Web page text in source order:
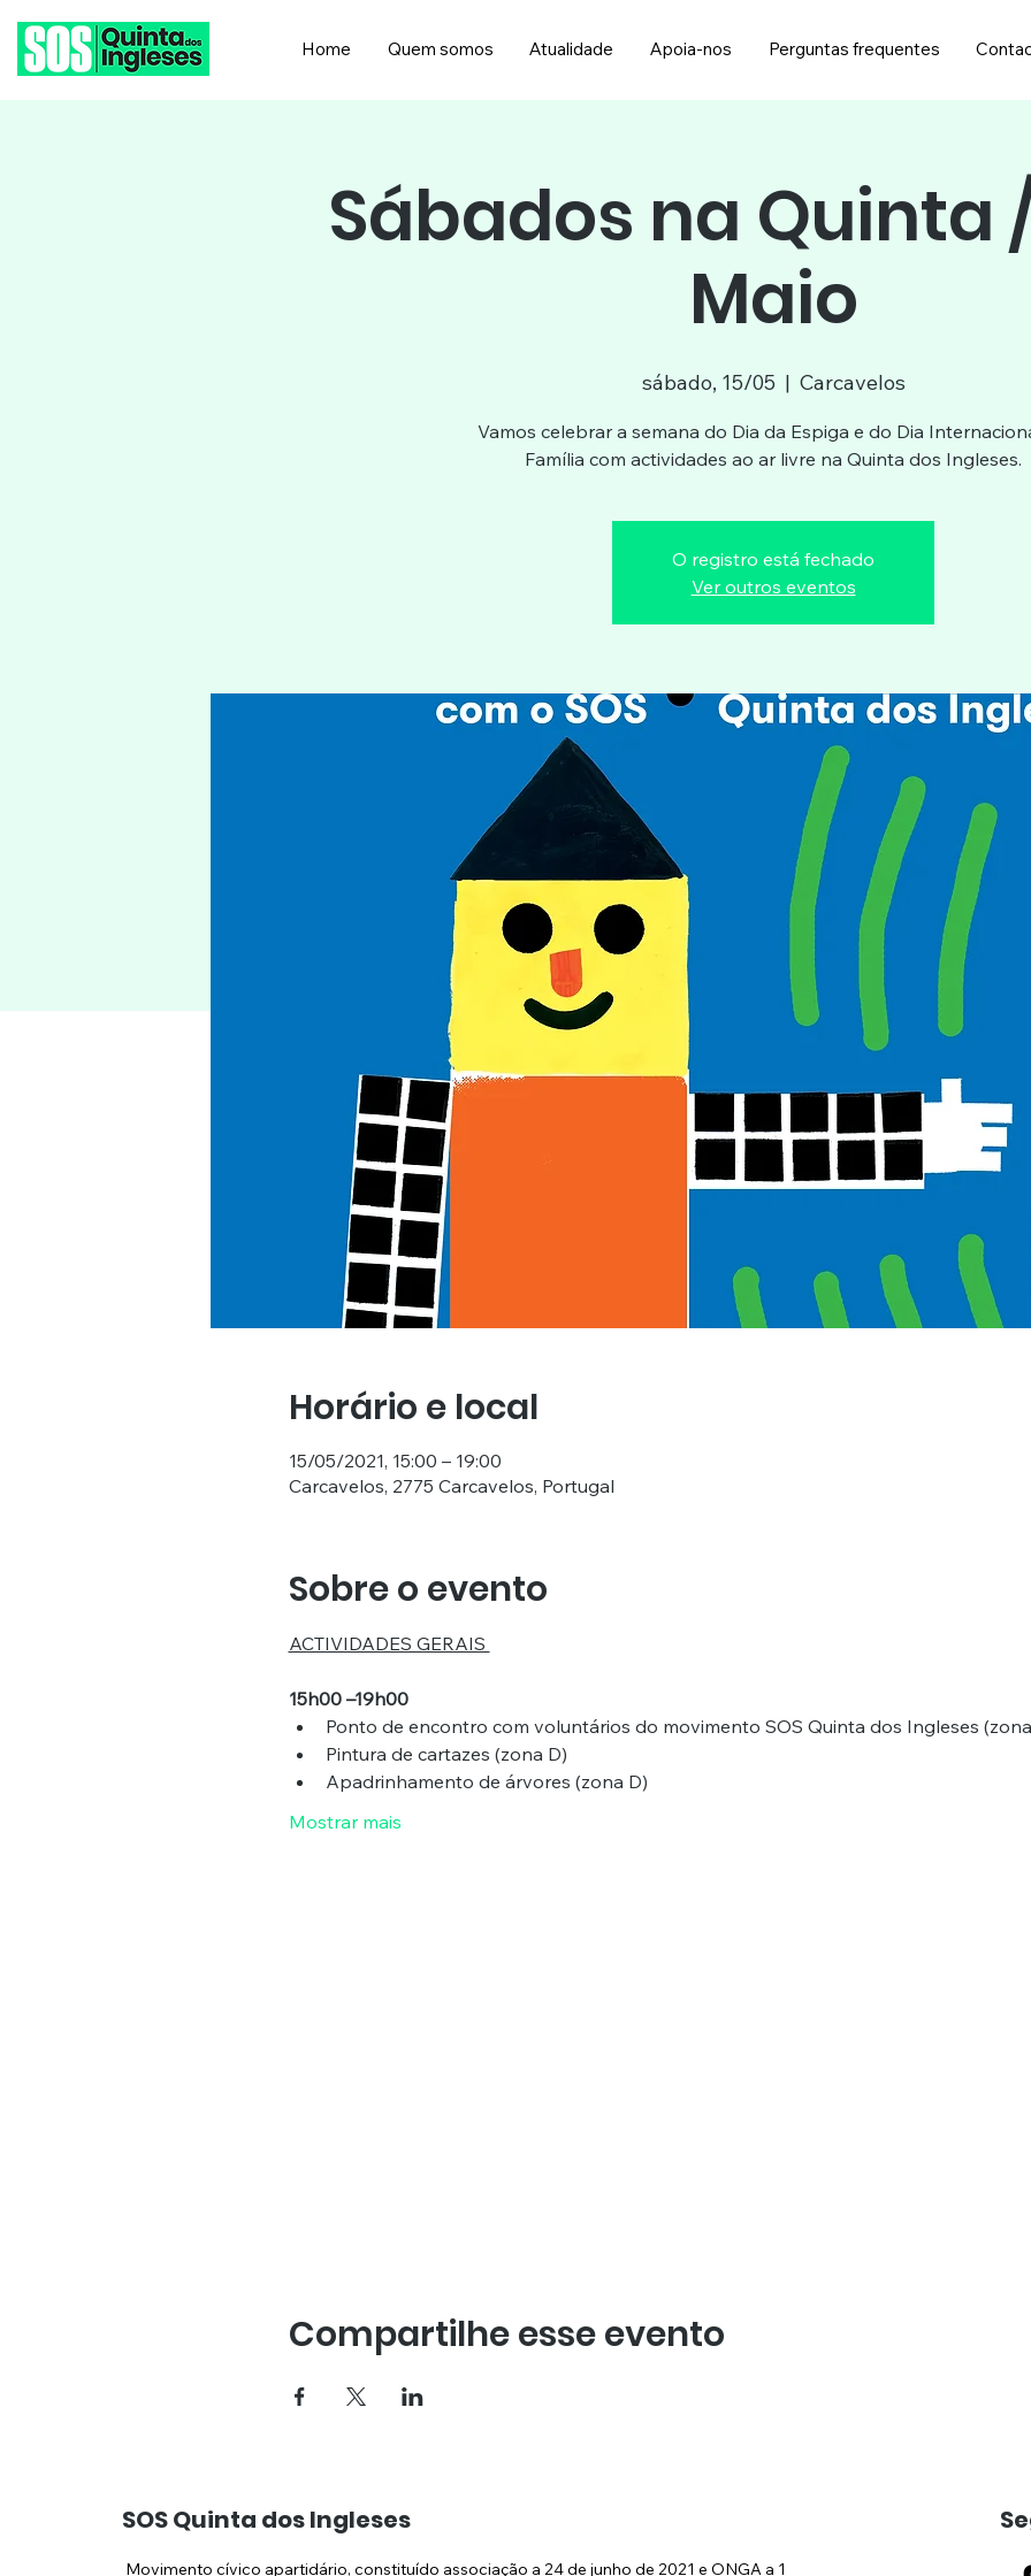
Home Quem somos Atualidade Apoia-nos Perguntas frequentes
Sábados na Quinta
Maio
sábado, 15/05
  |
Carcavelos
Vamos celebrar a semana do Dia da Espiga e do Dia
Família com actividades ao ar livre na Quinta dos Ingleses.
O registro está fechado
Ver outros eventos
Horário e local
15/05/2021, 15:00 – 19:00
Carcavelos, 2775 Carcavelos, Portugal
Sobre o evento
ACTIVIDADES GERAIS
15h00 –19h00
Ponto de encontro com voluntários do movimento SOS Quinta dos Ingleses
Pintura de cartazes (zona D)
Apadrinhamento de árvores (zona D)
Mostrar mais
Compartilhe esse evento
SOS Quinta dos Ingleses
Movimento cívico apartidário, constituído associação a 24 de junho de 2021 e ONGA a 1